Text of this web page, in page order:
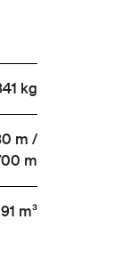
kg
m /
m
91 m³